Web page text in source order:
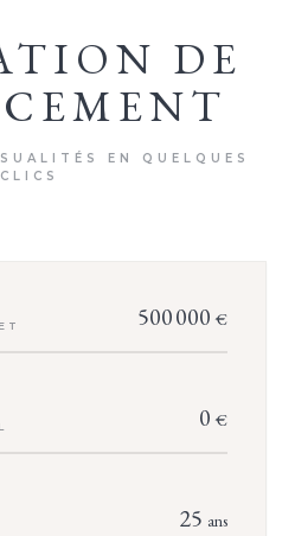
DE
EN QUELQUES
CLICS
500 000 €
0 €
25 ans